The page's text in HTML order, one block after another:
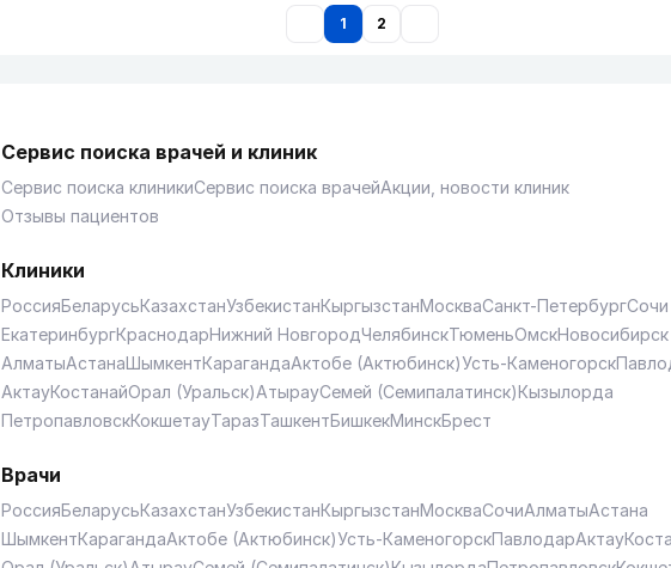
1 2
Сервис поиска врачей и клиник
Сервис поиска клиникиСервис поиска врачейАкции, новости клиник
Отзывы пациентов
Клиники
РоссияБеларусьКазахстанУзбекистанКыргызстанМоскваСанкт-ПетербургСочи
ЕкатеринбургКраснодарНижний НовгородЧелябинскТюменьОмскНовосибирск
АлматыАстанаШымкентКарагандаАктобе (Актюбинск)Усть-Каменогорск
АктауКостанайОрал (Уральск)АтырауСемей (Семипалатинск)Кызылорда
ПетропавловскКокшетауТаразТашкентБишкекМинскБрест
Врачи
РоссияБеларусьКазахстанУзбекистанКыргызстанМоскваСочиАлматыАстана
ШымкентКарагандаАктобе (Актюбинск)Усть-КаменогорскПавлодарАктау